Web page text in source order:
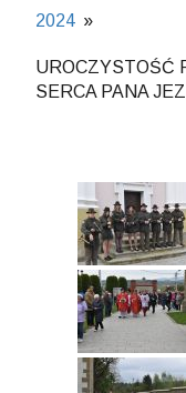
2024 »
UROCZYSTOŚĆ
SERCA PANA